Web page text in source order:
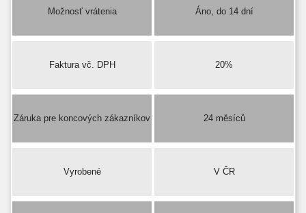
Možnosť vrátenia Áno, do 14 dní
Faktura vč. DPH 20%
Záruka pre koncových zákazníkov 24 měsíců
Vyrobené V ČR